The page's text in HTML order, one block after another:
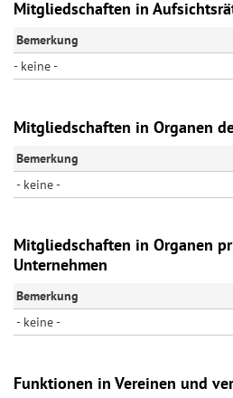
Mitgliedschaften in
Bemerkung
- keine -
Mitgliedschaften in Organen
Bemerkung
- keine -
Mitgliedschaften in Organen
Unternehmen
Bemerkung
- keine -
Funktionen in Vereinen und